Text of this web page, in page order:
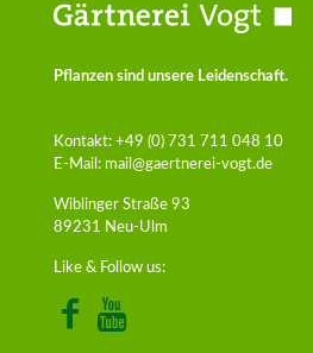
Pflanzen sind unsere Leidenschaft.
Kontakt: +49 (0) 731 711 048 10
E-Mail: mail@gaertnerei-vogt.de
Wiblinger Straße 93
89231 Neu-Ulm
Like & Follow us: